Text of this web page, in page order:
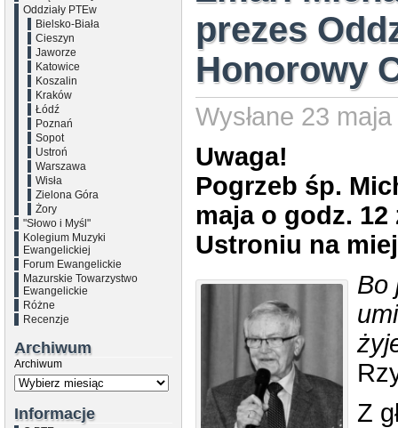
Oddziały PTEw
Bielsko-Biała
Cieszyn
Jaworze
Katowice
Koszalin
Kraków
Łódź
Poznań
Sopot
Ustroń
Warszawa
Wisła
Zielona Góra
Żory
"Słowo i Myśl"
Kolegium Muzyki
Ewangelickiej
Forum Ewangelickie
Mazurskie Towarzystwo
Ewangelickie
Różne
Recenzje
Archiwum
Archiwum
Informacje
prezes
Honorowy
Wysłane 23
Uwaga!
Pogrzeb śp.
maja o godz.
Ustroniu na
Bo
Z